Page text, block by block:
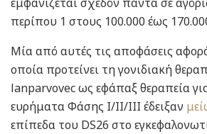
περίπου 1 στους 100.000 έως
Μία από αυτές τις αποφάσεις
οποία προτείνει τη γονιδιακή
lanparvovec ως εφάπαξ θεραπεία
ευρήματα Φάσης I/II/III έδειξαν
επίπεδα του DS26 στο